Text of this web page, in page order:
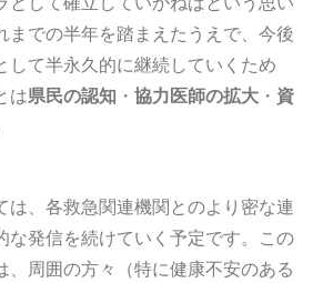
までの半年を踏まえたうえで、今後
して半永久的に継続していくため
は県民の認知 ・協力医師の拡大 ・ 資
は、各救急関連機関とのより密な連
な発信を続けていく予定です。この
、周囲の方々（特に健康不安のある